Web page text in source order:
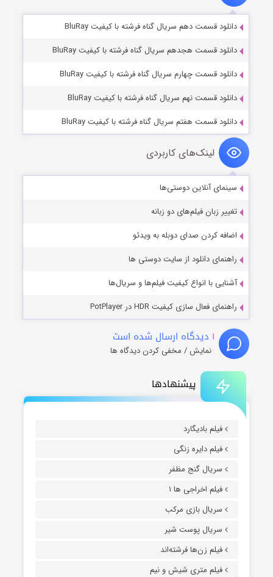
پیشنهادها
فیلم بادیگارد
فیلم دایره زنگی
سریال گنج مظفر
فیلم اخراجی ها ۱
سریال بازی مرکب
سریال پوست شیر
فیلم زن‌ها فرشته‌اند
فیلم متری شیش و نیم
دانلود قسمت دهم سریال گناه فرشته با کیفیت BluRay
دانلود قسمت هجدهم سریال گناه فرشته با کیفیت BluRay
دانلود قسمت چهارم سریال گناه فرشته با کیفیت BluRay
دانلود قسمت نهم سریال گناه فرشته با کیفیت BluRay
دانلود قسمت هفتم سریال گناه فرشته با کیفیت BluRay
لینک‌های کاربردی
سینمای آنلاین دوستی‌ها
تغییر زبان فیلم‌های دو زبانه
اضافه کردن صدای دوبله به ویدئو
راهنمای دانلود از سایت دوستی ها
آشنایی با انواع کیفیت فیلم‌ها و سریال‌ها
راهنمای فعال سازی کیفیت HDR در PotPlayer
۱ دیدگاه ارسال شده است
نمایش / مخفی کردن دیدگاه ها